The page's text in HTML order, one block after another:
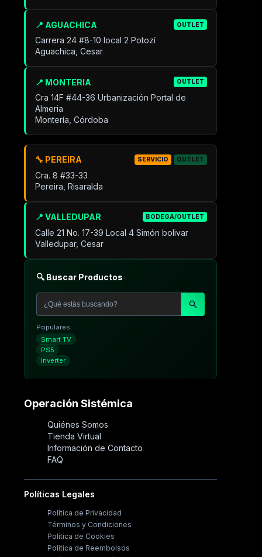
📍 AGUACHICA OUTLET
Carrera 24 #8-10 local 2 Potozí
Aguachica, Cesar
📍 MONTERIA OUTLET
Cra 14F #44-36 Urbanización Portal de
Almeria
Montería, Córdoba
📍 VALLEDUPAR BODEGA/OUTLET
Calle 21 No. 17-39 Local 4 Simón bolivar
Valledupar, Cesar
🔧 PEREIRA SERVICIO OUTLET
Cra. 8 #33-33
Pereira, Risaralda
🔍 Buscar Productos
Populares:
Smart TV
PS5
Inverter
Operación Sistémica
Quiénes Somos
Tienda Virtual
Información de Contacto
FAQ
Políticas Legales
Política de Privacidad
Términos y Condiciones
Política de Cookies
Política de Reembolsos